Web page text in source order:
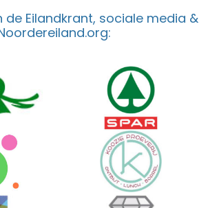
de Eilandkrant, sociale media &